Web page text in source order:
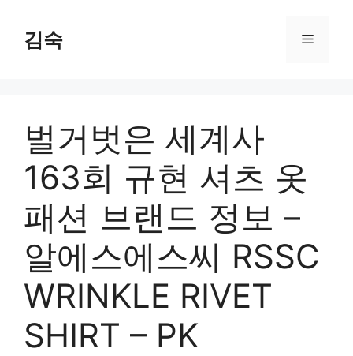
content
김숙 Menu
벌거벗은 세계사
163회 규현 셔츠 옷
패션 브랜드 정보 –
알에스에스씨 RSSC
WRINKLE RIVET
SHIRT – PK